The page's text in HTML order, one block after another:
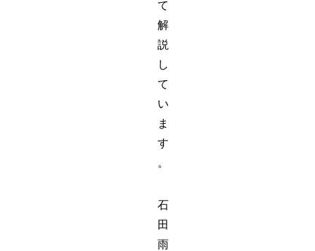
て
解
説
し
て
い
ま
す
。
石
田
雨